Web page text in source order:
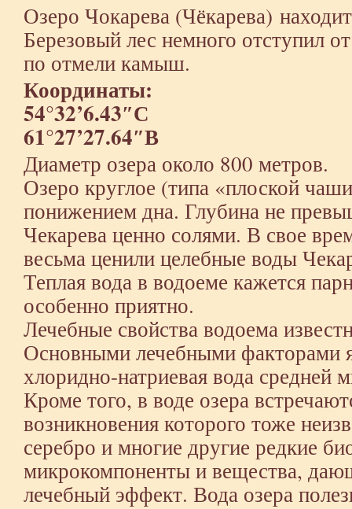
Озеро Чокарева (Чёкарева)
Березовый лес немного отступил
по отмели камыш.
Координаты:
54°32’6.43″С
61°27’27.64″В
Диаметр озера около 800 метров.
Озеро круглое (типа «плоской
понижением дна. Глубина не
Чекарева ценно солями. В свое
весьма ценили целебные воды
Теплая вода в водоеме кажется
особенно приятно.
Лечебные свойства водоема
Основными лечебными факторами
хлоридно-натриевая вода средней
Кроме того, в воде озера
возникновения которого тоже
серебро и многие другие редкие
микрокомпоненты и вещества,
лечебный эффект. Вода озера